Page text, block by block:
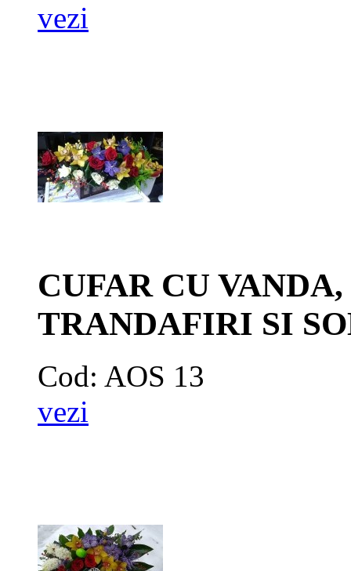
vezi
CUFAR CU
TRANDAFIRI SI
Cod: AOS 13
vezi